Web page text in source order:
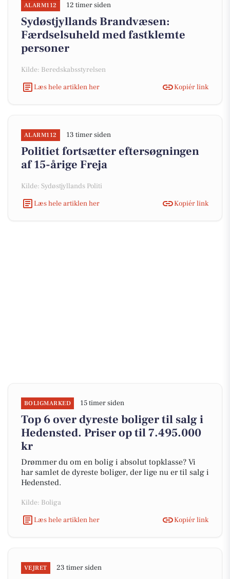
ALARM112 12 timer siden
Sydøstjyllands Brandvæsen:
Færdselsuheld med fastklemte
personer
Kilde: Beredskabsstyrelsen
Læs hele artiklen her
Kopiér link
ALARM112 13 timer siden
Politiet fortsætter eftersøgningen
af 15-årige Freja
Kilde: Sydøstjyllands Politi
Læs hele artiklen her
Kopiér link
BOLIGMARKED 15 timer siden
Top 6 over dyreste boliger til salg i
Hedensted. Priser op til 7.495.000
kr
Drømmer du om en bolig i absolut topklasse? Vi
har samlet de dyreste boliger, der lige nu er til salg i
Hedensted.
Kilde: Boliga
Læs hele artiklen her
Kopiér link
VEJRET 23 timer siden